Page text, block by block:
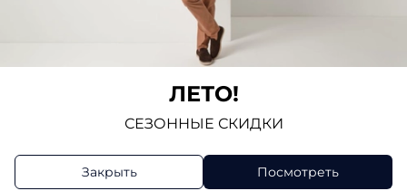
ЛЕТО!
СЕЗОННЫЕ СКИДКИ
Закрыть Посмотреть